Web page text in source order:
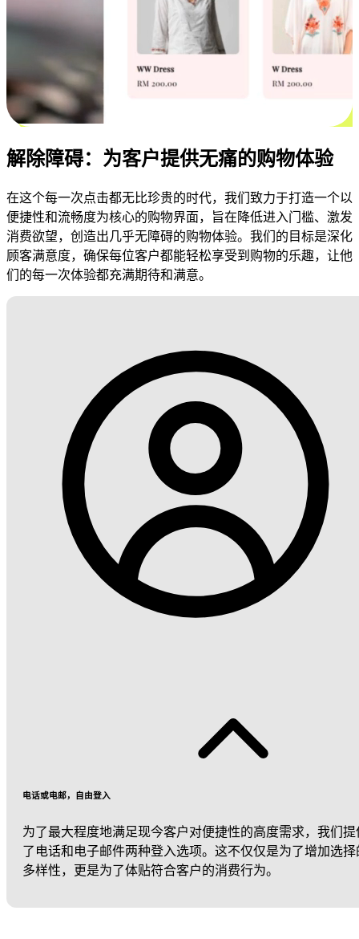
解除障碍：为客户提供无痛的购物体验
在这个每一次点击都无比珍贵的时代，我们致力于打造一个以
便捷性和流畅度为核心的购物界面，旨在降低进入门槛、激发
消费欲望，创造出几乎无障碍的购物体验。我们的目标是深化
顾客满意度，确保每位客户都能轻松享受到购物的乐趣，让他
们的每一次体验都充满期待和满意。
电话或电邮，自由登入
为了最大程度地满足现今客户对便捷性的高度需求，我们提
了电话和电子邮件两种登入选项。这不仅仅是为了增加选择
多样性，更是为了体贴符合客户的消费行为。